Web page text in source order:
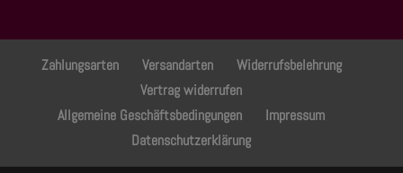
Zahlungsarten Versandarten
Widerrufsbelehrung
Vertrag widerrufen
Allgemeine Geschäftsbedingungen
Impressum
Datenschutzerklärung